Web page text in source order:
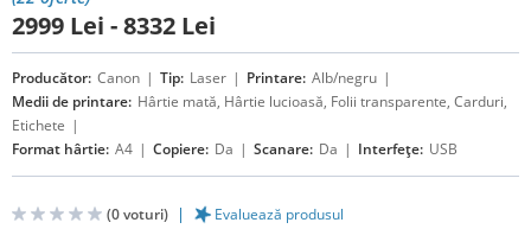
2999 Lei -8332 Lei
Producător: Canon Tip: Laser Printare: Alb/negru
Medii de printare: Hârtie mată, Hârtie lucioasă, Folii transparente, Carduri,
Etichete
Format hârtie: A4 Copiere: Da Scanare: Da Interfețe: USB
(0voturi) Evaluează produsul